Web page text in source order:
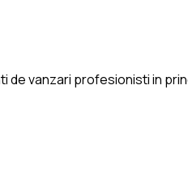
de vanzari profesionisti in